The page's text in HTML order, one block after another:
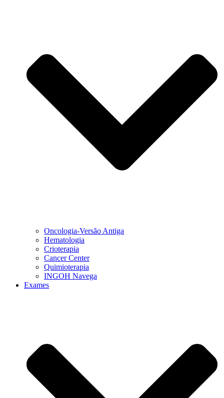
Oncologia-Versão Antiga
Hematologia
Crioterapia
Cancer Center
Quimioterapia
INGOH Navega
Exames